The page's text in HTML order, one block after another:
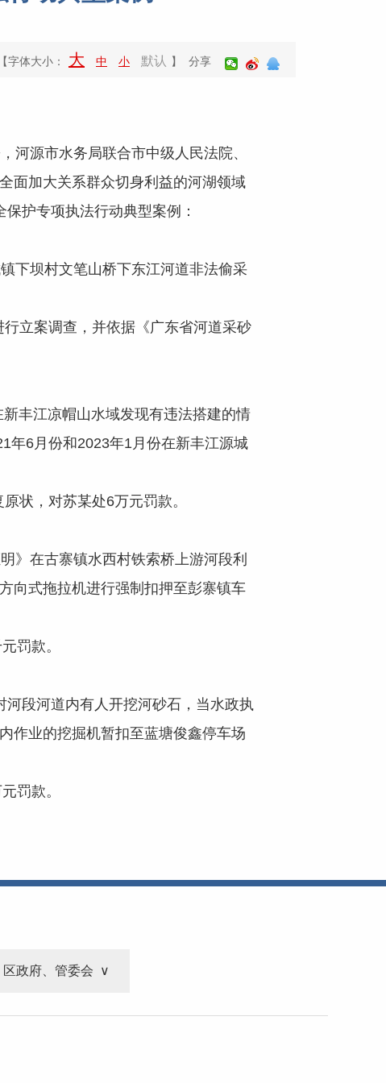
【字体大小： 大 中 小 默认 】 分享
源市水务局联合市中级人民法院、
面加大关系群众切身利益的河湖领域
护专项执法行动典型案例：
下坝村文笔山桥下东江河道非法偷采
立案调查，并依据《广东省河道采砂
丰江凉帽山水域发现有违法搭建的情
年6月份和2023年1月份在新丰江源城
状，对苏某处6万元罚款。
在古寨镇水西村铁索桥上游河段利
向式拖拉机进行强制扣押至彭寨镇车
罚款。
段河道内有人开挖河砂石，当水政执
作业的挖掘机暂扣至蓝塘俊鑫停车场
罚款。
区政府、管委会